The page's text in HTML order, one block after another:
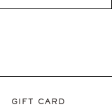
GIFT CARD